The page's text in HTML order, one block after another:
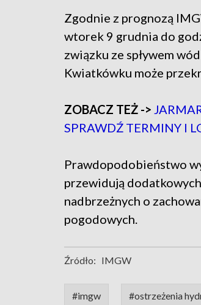
Zgodnie z prognozą
wtorek 9 grudnia do
związku ze spływem
Kwiatkówku może
ZOBACZ TEŻ ->
SPRAWDŹ TERMINY I
Prawdopodobieństwo
przewidują
nadbrzeżnych o
pogodowych.
Źródło: IMGW
#imgw #ostrzeżenia